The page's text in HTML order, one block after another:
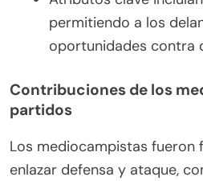
permitiendo a los
oportunidades contra
Contribuciones de los
partidos
Los mediocampistas fueron
enlazar defensa y ataque,